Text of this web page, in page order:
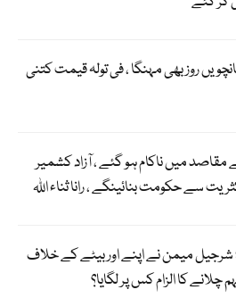
روز بھی مہنگا ، فی تولہ قیمت کتنی
مقاصد میں ناکام ہو گئے ، آزاد کشمیر
سے حکومت بنائینگے ، رانا ثناء اللہ
میمن نے اپنے اور بیٹے کے خلاف
کا الزام کس پر لگایا؟